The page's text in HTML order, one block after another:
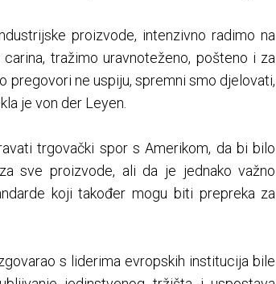
proizvode, intenzivno radimo na
tražimo uravnoteženo, pošteno i za
pregovori ne uspiju, spremni smo djelovati,
je von der Leyen.
trgovački spor s Amerikom, da bi bilo
sve proizvode, ali da je jednako važno
koji također mogu biti prepreka za
s liderima evropskih institucija bile